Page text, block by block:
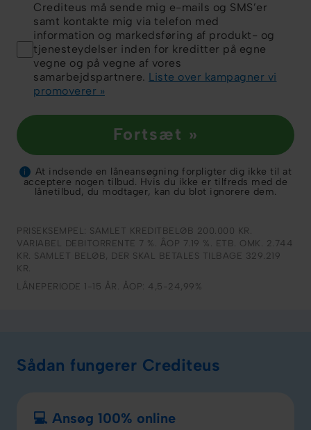
Crediteus må sende mig e-mails og SMS’er
samt kontakte mig via telefon med
information og markedsføring af produkt- og
tjenesteydelser inden for kreditter på egne
vegne og på vegne af vores
samarbejdspartnere. Liste over kampagner vi
promoverer »
Fortsæt »
i
At indsende en låneansøgning forpligter dig ikke til at
acceptere nogen tilbud. Hvis du ikke er tilfreds med de
lånetilbud, du modtager, kan du blot ignorere dem.
PRISEKSEMPEL: SAMLET KREDITBELØB 200.000 KR.
VARIABEL DEBITORRENTE 7 %. ÅOP 7.19 %. ETB. OMK. 2.744
KR. SAMLET BELØB, DER SKAL BETALES TILBAGE 329.219
KR.
LÅNEPERIODE 1-15 ÅR. ÅOP: 4,5-24,99%
Sådan fungerer Crediteus
💻 Ansøg 100% online